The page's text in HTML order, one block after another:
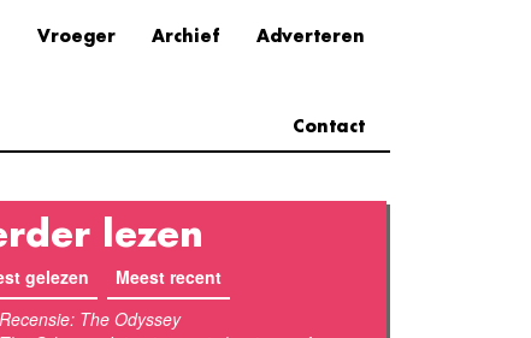
Adverteren
Archief
Vroeger
Contact
lezen
gelezen (actieve tabblad)
Meest recent
Recensie: The Odyssey